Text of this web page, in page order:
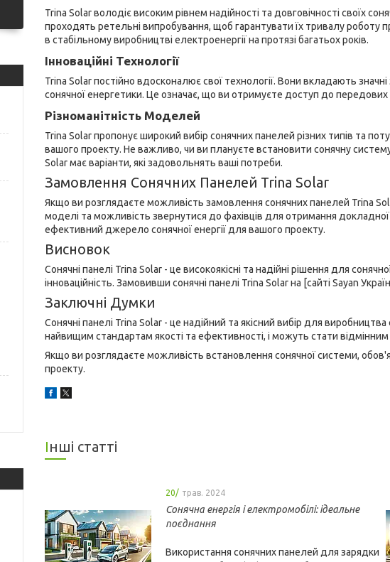
Trina Solar володіє високим рівнем надійності та довговічності своїх
проходять ретельні випробування, щоб гарантувати їх тривалу
в стабільному виробництві електроенергії на протязі багатьох років.
Інноваційні Технології
Trina Solar постійно вдосконалює свої технології. Вони вкладають
сонячної енергетики. Це означає, що ви отримуєте доступ до
Різноманітність Моделей
Trina Solar пропонує широкий вибір сонячних панелей різних типів та
вашого проекту. Не важливо, чи ви плануєте встановити сонячну
Solar має варіанти, які задовольнять ваші потреби.
Замовлення Сонячних Панелей Trina Solar
Якщо ви розглядаєте можливість замовлення сонячних панелей Trina
моделі та можливість звернутися до фахівців для отримання
ефективний джерело сонячної енергії для вашого проекту.
Висновок
Сонячні панелі Trina Solar - це високоякісні та надійні рішення для
інноваційність. Замовивши сонячні панелі Trina Solar на [сайті Sayan
Заключні Думки
Сонячні панелі Trina Solar - це надійний та якісний вибір для
найвищим стандартам якості та ефективності, і можуть стати
Якщо ви розглядаєте можливість встановлення сонячної системи,
проекту.
Інші статті
20/ трав. 2024
Сонячна енергія і електромобілі: ідеальне
поєднання
Використання сонячних панелей для зарядки